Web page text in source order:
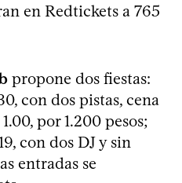
en Redtickets a 765
propone dos fiestas:
con dos pistas, cena
por 1.200 pesos;
con dos DJ y sin
entradas se